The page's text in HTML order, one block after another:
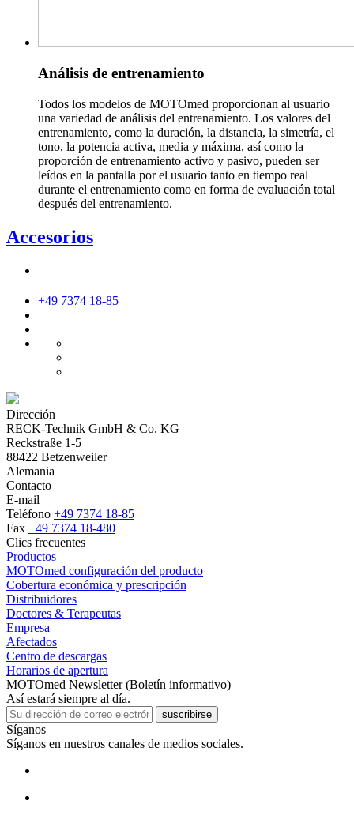
Análisis de entrenamiento
Todos los modelos de MOTOmed proporcionan al usuario
una variedad de análisis del entrenamiento. Los valores del
entrenamiento, como la duración, la distancia, la simetría, el
tono, la potencia activa, media y máxima, así como la
proporción de entrenamiento activo y pasivo, pueden ser
leídos en la pantalla por el usuario tanto en tiempo real
durante el entrenamiento como en forma de evaluación total
después del entrenamiento.
Accesorios
+49 7374 18-85
Dirección
RECK-Technik GmbH & Co. KG
Reckstraße 1-5
88422 Betzenweiler
Alemania
Contacto
E-mail
Teléfono +49 7374 18-85
Fax +49 7374 18-480
Clics frecuentes
Productos
MOTOmed configuración del producto
Cobertura económica y prescripción
Distribuidores
Doctores & Terapeutas
Empresa
Afectados
Centro de descargas
Horarios de apertura
MOTOmed Newsletter (Boletín informativo)
Así estará siempre al día.
suscribirse
Síganos
Síganos en nuestros canales de medios sociales.